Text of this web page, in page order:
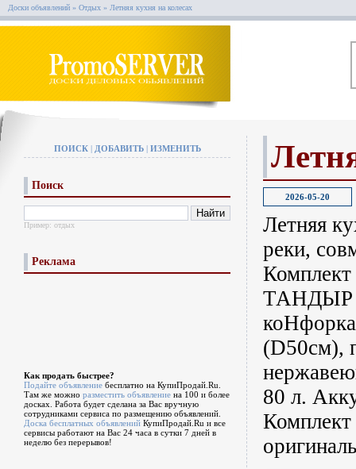
Доски объявлений » Отдых » Летняя кухня на колесах
ПОИСК| ДОБАВИТЬ| ИЗМЕНИТЬ
Поиск
Пример: отдых
Реклама
Как продать быстрее?
Подайте объявление бесплатно на КупиПродай.Ru.
Там же можно разместить объявление на 100 и более
досках. Работа будет сделана за Вас вручную
сотрудниками сервиса по размещению объявлений.
Доска бесплатных объявлений КупиПродай.Ru и все
сервисы работают на Вас 24 часа в сутки 7 дней в
неделю без перерывов!
2026-05-20
Летняя
реки,
ТАНДЫР
(D50см),
80 л.
Комплект